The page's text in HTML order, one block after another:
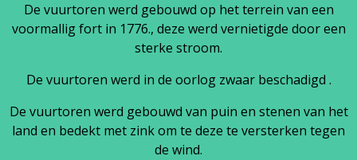
De vuurtoren werd gebouwd op het terrein van een
voormallig fort in 1776., deze werd vernietigde door een
sterke stroom.
De vuurtoren werd in de oorlog zwaar beschadigd .
De vuurtoren werd gebouwd van puin en stenen van het
land en bedekt met zink om te deze te versterken tegen
de wind.